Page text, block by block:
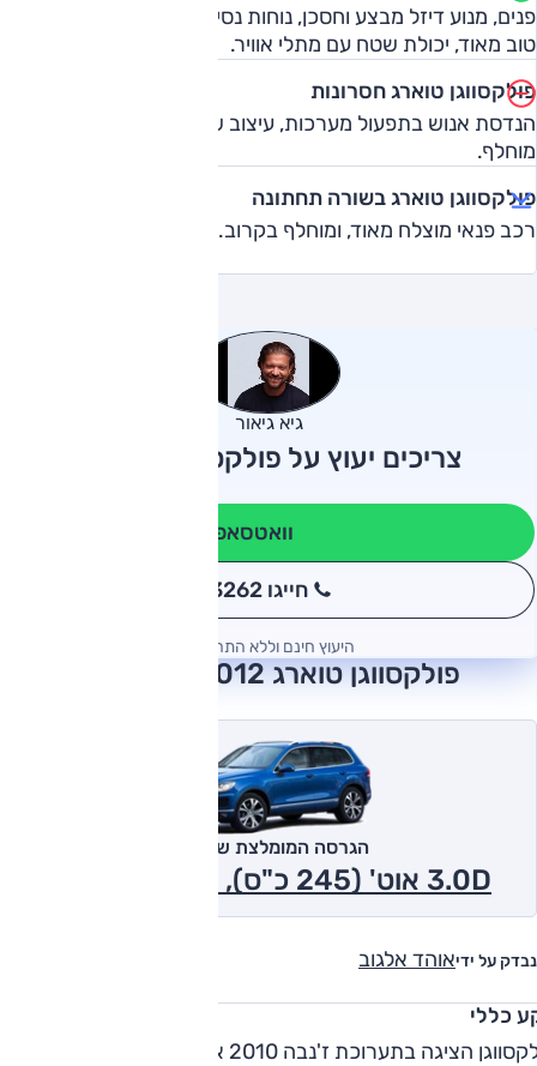
פנים, מנוע דיזל מבצע וחסכן, נוחות נסיעה מעולה, כושר דינמי
טוב מאוד, יכולת שטח עם מתלי אוויר.
פולקסווגן טוארג חסרונות
הנדסת אנוש בתפעול מערכות, עיצוב שמרני בחוץ ובפנים, הדגם
מוחלף.
פולקסווגן טוארג בשורה תחתונה
רכב פנאי מוצלח מאוד, ומוחלף בקרוב.
גיא גיאור
צריכים יעוץ על פולקסווגן טוארג?
וואטסאפ
חייגו 3262
היעוץ חינם וללא התחייבות
פולקסווגן טוארג 2012 חוות דעת
נבדק על ידיאוהד אלגוב
הגרסה המומלצת של אוטו
3.0D אוט' (245 כ"ס), Luxury 2012
כללי
פולקסווגן הציגה בתערוכת ז'נבה 2010 את הדור השני החדש של